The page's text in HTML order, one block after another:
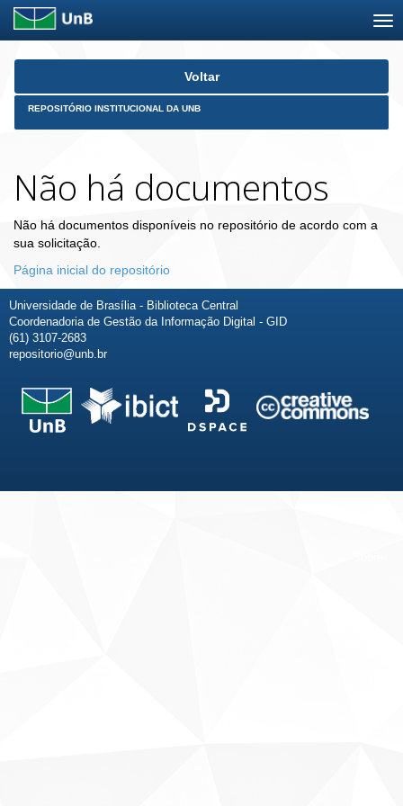
Skip
Voltar
REPOSITÓRIO INSTITUCIONAL DA UNB
Não há documentos
Não há documentos disponíveis no repositório de acordo com a
sua solicitação.
Página inicial do repositório
Universidade de Brasília - Biblioteca Central
Coordenadoria de Gestão da Informação Digital - GID
(61) 3107-2683
repositorio@unb.br